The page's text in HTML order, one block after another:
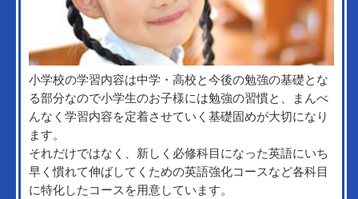
小学校の学習内容は中学・高校と今後の勉強の基礎とな
る部分なので小学生のお子様には勉強の習慣と、まんべ
んなく学習内容を定着させていく基礎固めが大切になり
ます。
それだけではなく、新しく必修科目になった英語にいち
早く慣れて伸ばしてくための英語強化コースなど各科目
に特化したコースを用意しています。